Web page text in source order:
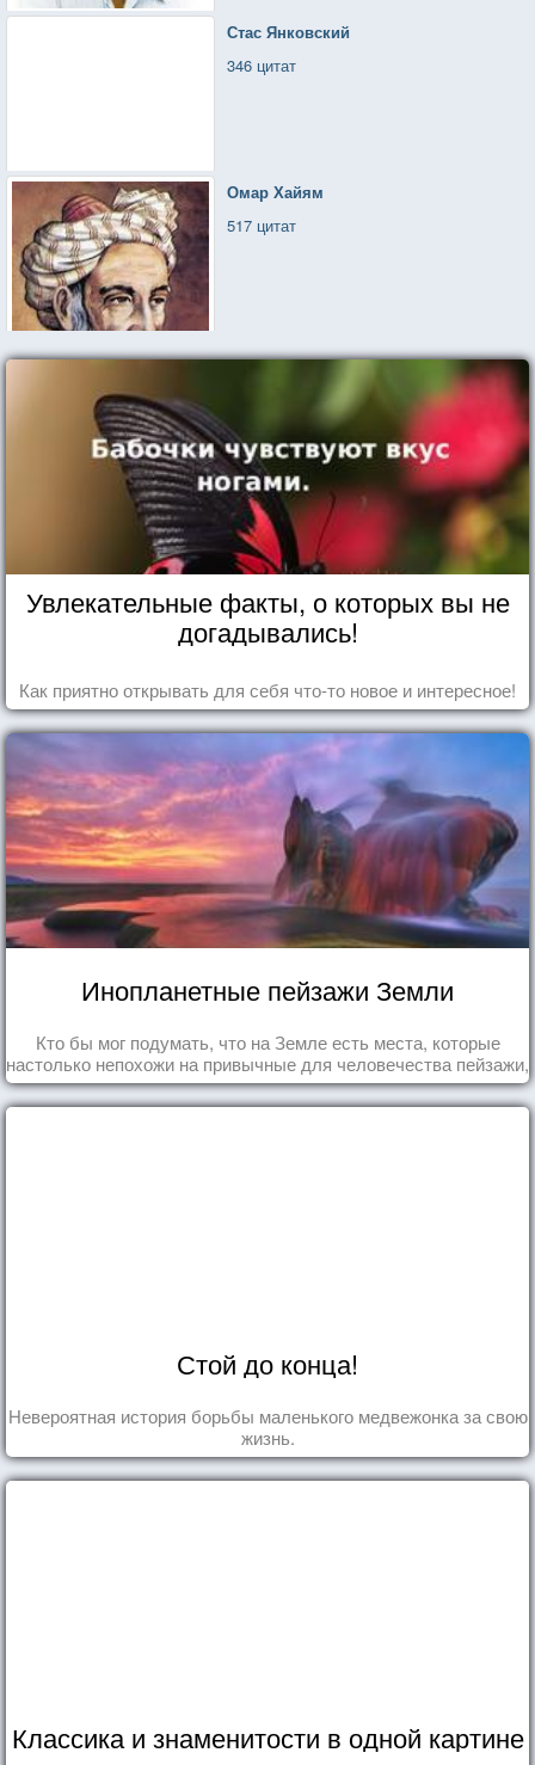
Стас Янковский
346 цитат
Омар Хайям
517 цитат
Увлекательные факты, о которых вы не
догадывались!
Как приятно открывать для себя что-то новое и интересное!
Инопланетные пейзажи Земли
Кто бы мог подумать, что на Земле есть места, которые
настолько непохожи на привычные для человечества пейзажи,
что кажутся и вовсе инопланетными!
Стой до конца!
Невероятная история борьбы маленького медвежонка за свою
жизнь.
Классика и знаменитости в одной картине